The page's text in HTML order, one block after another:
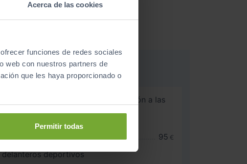
Acerca de las cookies
funciones de redes sociales
web con nuestros partners de
que les haya proporcionado o
Permitir todas
automático de 8 marchas para tracción a las
system plus con indicación
95 €
delanteros deportivos